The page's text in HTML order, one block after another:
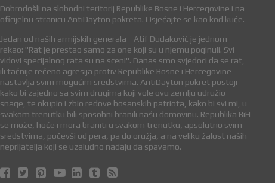
Dobrodošli na slobodni teritorij Republike Bosne i Hercegovine i na
oficijelnu stranicu AntiDayton pokreta. Osjećajte se kao kod kuće.
Jedan od naših armijskih generala - Atif Dudaković je jednom
rekao: "Rat je prestao samo za one koji su u njemu poginuli. Svi
vidovi specijalnog rata su na sceni". Danas smo svjedoci da se rat,
ili tačnije rečeno agresija protiv Republike Bosne i Hercegovine
nastavlja svim mogućim sredstvima. AntiDayton pokret postoji
kako bi zajedno sa svim drugima koji vole ovu zemlju udružio
snage, te okupio i zbio redove bosanskih patriota, kako bi svi mi, u
svakom trenutku bili sposobni branili našu domovinu. Republika BiH
se može, hoće i mora braniti u svakom trenutku, apsolutno svim
sredstvima, počevši od pera, pa do oružja, a na veliku žalost naših
neprijatelja koji se uzaludno nadaju da spavamo.